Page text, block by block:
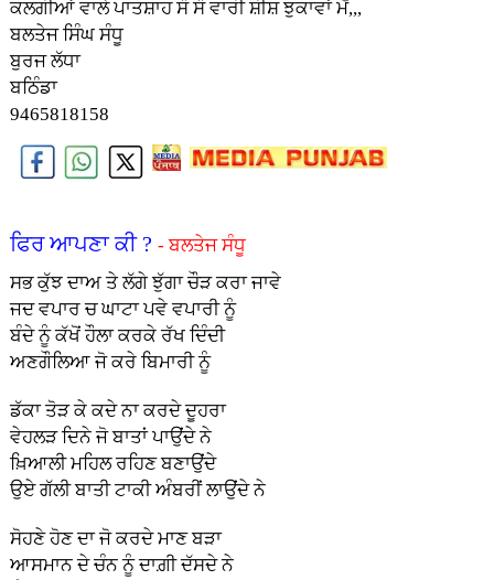
ਕਲਗੀਆਂ ਵਾਲੇ ਪਾਤਸ਼ਾਹ ਸੌ ਸੌ ਵਾਰੀ ਸ਼ੀਸ਼ ਝੁਕਾਵਾਂ ਮੈਂ,,,
ਬਲਤੇਜ ਸਿੰਘ ਸੰਧੂ
ਬੁਰਜ ਲੱਧਾ
ਬਠਿੰਡਾ
9465818158
ਫਿਰ ਆਪਣਾ ਕੀ ? - ਬਲਤੇਜ ਸੰਧੂ
ਸਭ ਕੁੱਝ ਦਾਅ ਤੇ ਲੱਗੇ ਝੁੱਗਾ ਚੌੜ ਕਰਾ ਜਾਵੇ
ਜਦ ਵਪਾਰ ਚ ਘਾਟਾ ਪਵੇ ਵਪਾਰੀ ਨੂੰ
ਬੰਦੇ ਨੂੰ ਕੱਖੋਂ ਹੌਲਾ ਕਰਕੇ ਰੱਖ ਦਿੰਦੀ
ਅਣਗੌਲਿਆ ਜੋ ਕਰੇ ਬਿਮਾਰੀ ਨੂੰ
ਡੱਕਾ ਤੋੜ ਕੇ ਕਦੇ ਨਾ ਕਰਦੇ ਦੂਹਰਾ
ਵੇਹਲੜ ਦਿਨੇ ਜੋ ਬਾਤਾਂ ਪਾਉਂਦੇ ਨੇ
ਖ਼ਿਆਲੀ ਮਹਿਲ ਰਹਿਣ ਬਣਾਉਂਦੇ
ਉਏ ਗੱਲੀ ਬਾਤੀ ਟਾਕੀ ਅੰਬਰੀਂ ਲਾਉਂਦੇ ਨੇ
ਸੋਹਣੇ ਹੋਣ ਦਾ ਜੋ ਕਰਦੇ ਮਾਣ ਬੜਾ
ਆਸਮਾਨ ਦੇ ਚੰਨ ਨੂੰ ਦਾਗ਼ੀ ਦੱਸਦੇ ਨੇ